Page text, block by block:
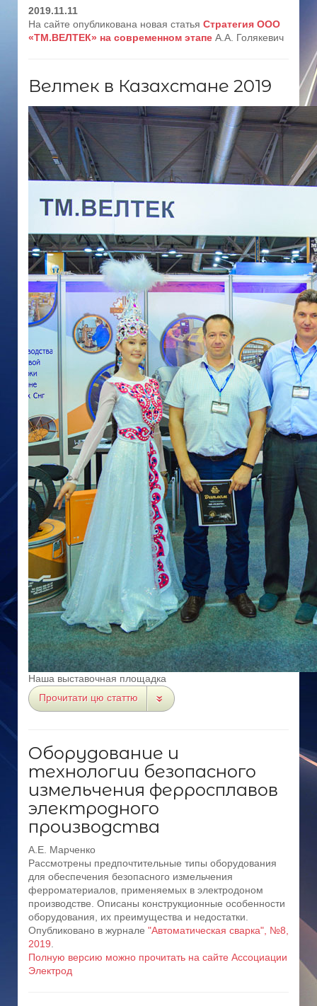
2019.11.11
На сайте опубликована новая статья Стратегия ООО
«ТМ.ВЕЛТЕК» на современном этапе А.А. Голякевич
Велтек в Казахстане 2019
Наша выставочная площадка
Прочитати цю статтю
Оборудование и
технологии безопасного
измельчения ферросплавов
электродного
производства
А.Е. Марченко
Рассмотрены предпочтительные типы оборудования
для обеспечения безопасного измельчения
ферроматериалов, применяемых в электродоном
производстве. Описаны конструкционные особенности
оборудования, их преимущества и недостатки.
Опубликовано в журнале "Автоматическая сварка", №8,
2019.
Полную версию можно прочитать на сайте Ассоциации
Электрод